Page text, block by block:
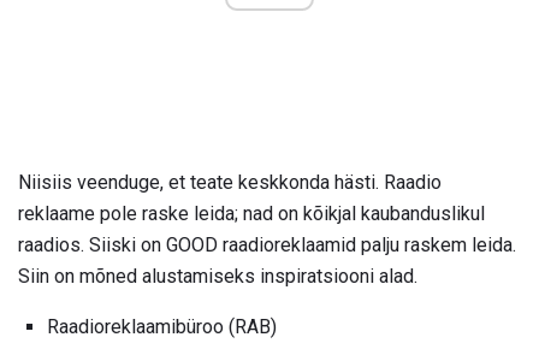
Niisiis veenduge, et teate keskkonda hästi. Raadio
reklaame pole raske leida; nad on kõikjal kaubanduslikul
raadios. Siiski on GOOD raadioreklaamid palju raskem leida.
Siin on mõned alustamiseks inspiratsiooni alad.
Raadioreklaamibüroo (RAB)